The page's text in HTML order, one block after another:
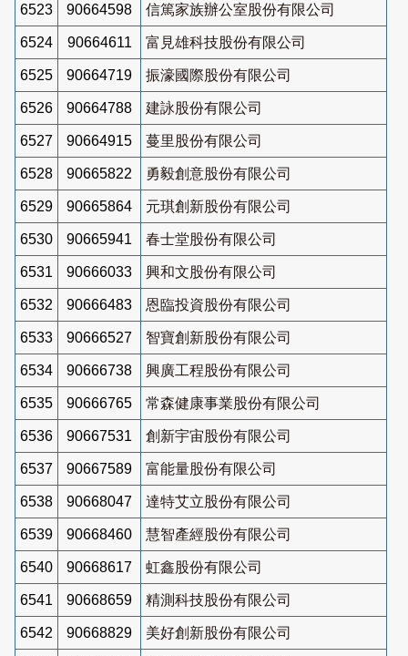
6523 90664598 信篤家族辦公室股份有限公司
6524 90664611 富見雄科技股份有限公司
6525 90664719 振濠國際股份有限公司
6526 90664788 建詠股份有限公司
6527 90664915 蔓里股份有限公司
6528 90665822 勇毅創意股份有限公司
6529 90665864 元琪創新股份有限公司
6530 90665941 春士堂股份有限公司
6531 90666033 興和文股份有限公司
6532 90666483 恩臨投資股份有限公司
6533 90666527 智寶創新股份有限公司
6534 90666738 興廣工程股份有限公司
6535 90666765 常森健康事業股份有限公司
6536 90667531 創新宇宙股份有限公司
6537 90667589 富能量股份有限公司
6538 90668047 達特艾立股份有限公司
6539 90668460 慧智產經股份有限公司
6540 90668617 虹鑫股份有限公司
6541 90668659 精測科技股份有限公司
6542 90668829 美好創新股份有限公司